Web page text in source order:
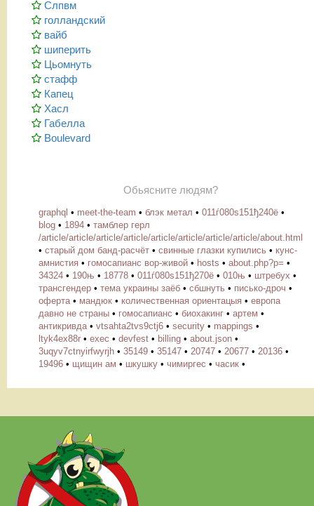
Слпвм
голландский
вайб
шиперить
Цьомнуть
стафф
Капец
Хасл
Габелла
Boulevard
Обьясните людям?
graphql • meet-the-team • блэк метал • 011ѓ080ѕ151ђ240ё •
blog • 1894 • тамблер герл
/article/article/article/article/article/article/article/article/about.html
• старый дом банд-расчёт • свинные глазки купились • кунс-
амнистия • гомосапианс вор-живой • hosts • about.php?p= •
34324 • 190њ • 18778 • 011ѓ080ѕ151ђ270ё • 010њ • штребух •
трансгендер • тема украины заёб • сбшнуть • писько-дроч •
оферта• мандюк • количественная ориентацыя • европа
давно не страны • гомосапианс • биохакинг • артем •
антикривда• vtsahta2tvs9ctj6 • security • mappings •
ltyk4ex88r • exec • devfest • billing • about.json •
3uqyv7ctnyirfwyrjh • 35149 • 35147 • 20747 • 20677 • 20136 •
19496 • щищин ам • шкушку • чимиргес • часик •